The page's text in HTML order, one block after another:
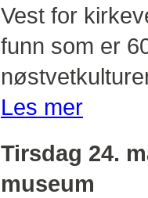
Vest for
funn som er
Les mer
Tirsdag 24.
museum